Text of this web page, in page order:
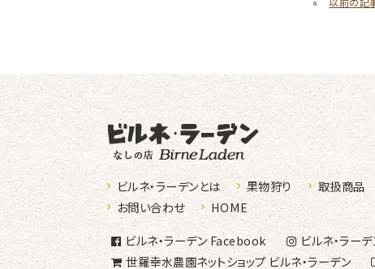
なしの店ビ
ビルネ・ラーデンとは 果物狩り 取扱商品
お問い合わせ
HOME
ビルネ・ラーデンFacebook ビルネ・ラーデ
世羅幸水農園ネットショップビルネ・ラーデン